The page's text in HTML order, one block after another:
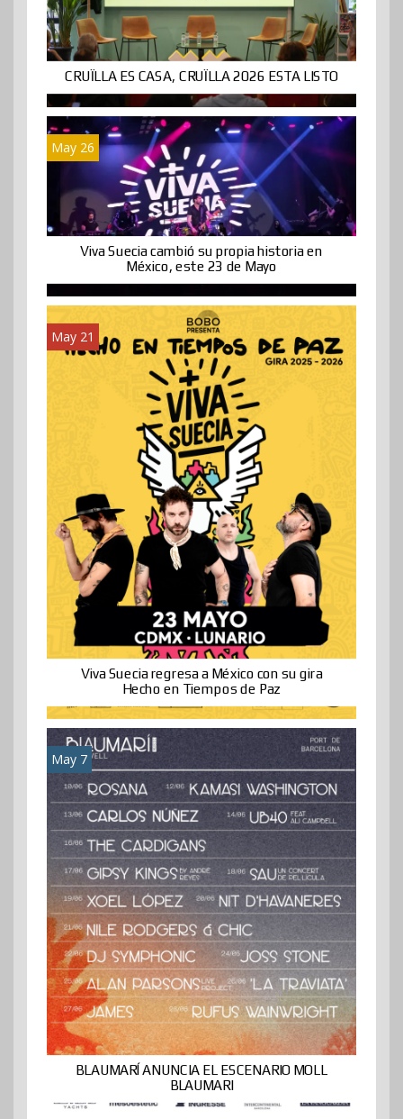
CRUÏLLA ES CASA, CRUÏLLA 2026 ESTA LISTO
May 26
Viva Suecia cambió su propia historia en
México, este 23 de Mayo
May 21
Viva Suecia regresa a México con su gira
Hecho en Tiempos de Paz
May 7
BLAUMARÍ ANUNCIA EL ESCENARIO MOLL
BLAUMARI